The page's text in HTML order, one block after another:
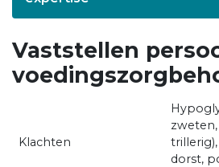
Vaststellen
Klachten
dorst,